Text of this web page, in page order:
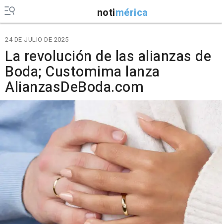
notimérica
24 DE JULIO DE 2025
La revolución de las alianzas de
Boda; Customima lanza
AlianzasDeBoda.com